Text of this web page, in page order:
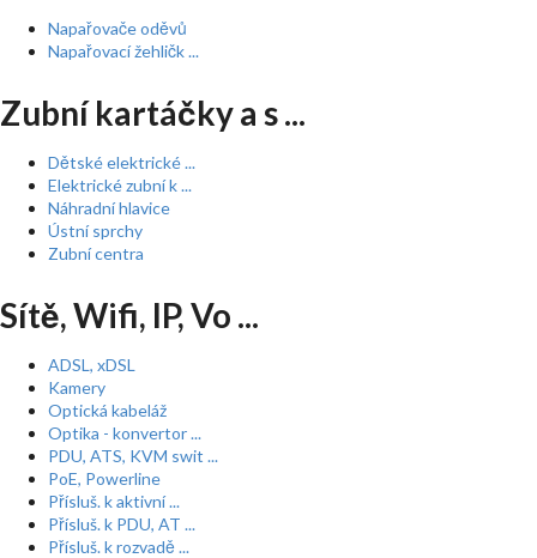
Napařovače oděvů
Napařovací žehličk ...
Zubní kartáčky a s ...
Dětské elektrické ...
Elektrické zubní k ...
Náhradní hlavice
Ústní sprchy
Zubní centra
Sítě, Wifi, IP, Vo ...
ADSL, xDSL
Kamery
Optická kabeláž
Optika - konvertor ...
PDU, ATS, KVM swit ...
PoE, Powerline
Přísluš. k aktivní ...
Přísluš. k PDU, AT ...
Přísluš. k rozvadě ...